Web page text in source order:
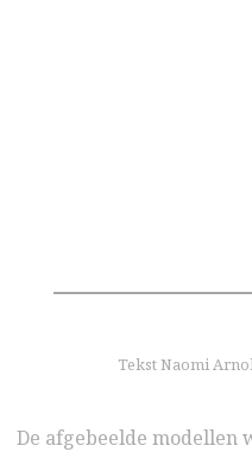
Tekst Naomi
De afgebeelde modellen